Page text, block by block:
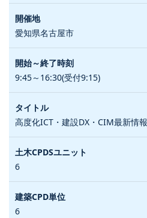
愛知県名古屋市
9:45～16:30(受付9:15)
高度化ICT・建設DX・CIM最新情
6
6